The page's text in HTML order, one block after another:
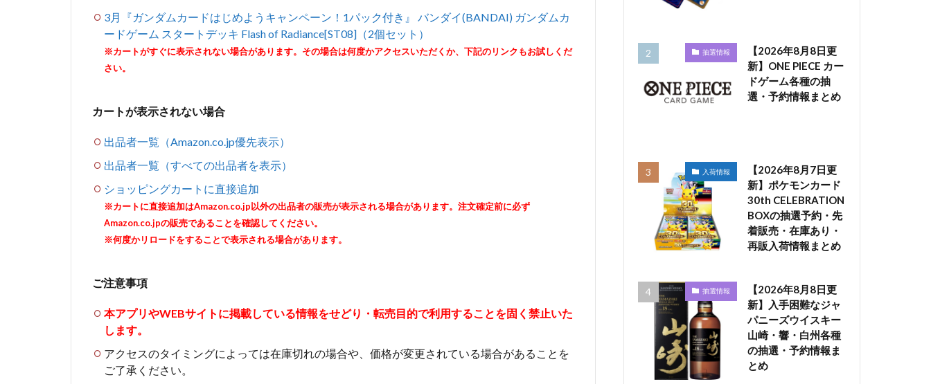
3月『ガンダムカードはじめようキャンペーン！1パック付き』 バンダイ(BANDAI) ガンダムカ
ードゲーム スタートデッキ Flash of Radiance[ST08]（2個セット）
※カートがすぐに表示されない場合があります。その場合は何度かアクセスいただくか、下記のリンクもお試しくだ
さい。
カートが表示されない場合
出品者一覧（Amazon.co.jp優先表示）
出品者一覧（すべての出品者を表示）
ショッピングカートに直接追加
※カートに直接追加はAmazon.co.jp以外の出品者の販売が表示される場合があります。注文確定前に必ず
Amazon.co.jpの販売であることを確認してください。
※何度かリロードをすることで表示される場合があります。
ご注意事項
本アプリやWEBサイトに掲載している情報をせどり・転売目的で利用することを固く禁止いた
します。
アクセスのタイミングによっては在庫切れの場合や、価格が変更されている場合があることを
ご了承ください。
抽選情報
【2026年8月8日更
新】ONE PIECE カー
ドゲーム各種の抽
選・予約情報まとめ
入荷情報
【2026年8月7日更
新】ポケモンカード
30th CELEBRATION
BOXの抽選予約・先
着販売・在庫あり・
再販入荷情報まとめ
抽選情報
【2026年8月8日更
新】入手困難なジャ
パニーズウイスキー
山崎・響・白州各種
の抽選・予約情報ま
とめ